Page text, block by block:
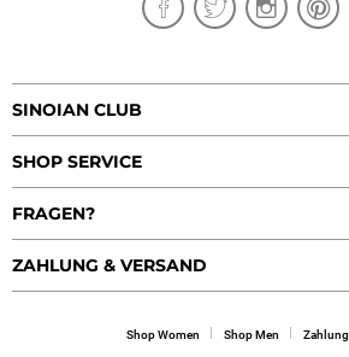
SINOIAN CLUB
SHOP SERVICE
FRAGEN?
ZAHLUNG & VERSAND
Shop Women Shop Men Zahlung